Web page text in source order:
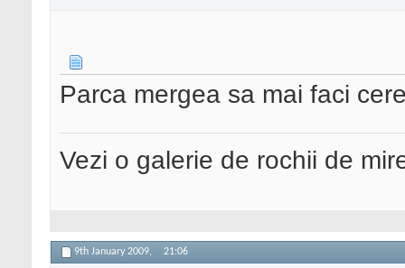
Parca mergea sa mai faci
Vezi o galerie de rochii de
9th January 2009, 21:06